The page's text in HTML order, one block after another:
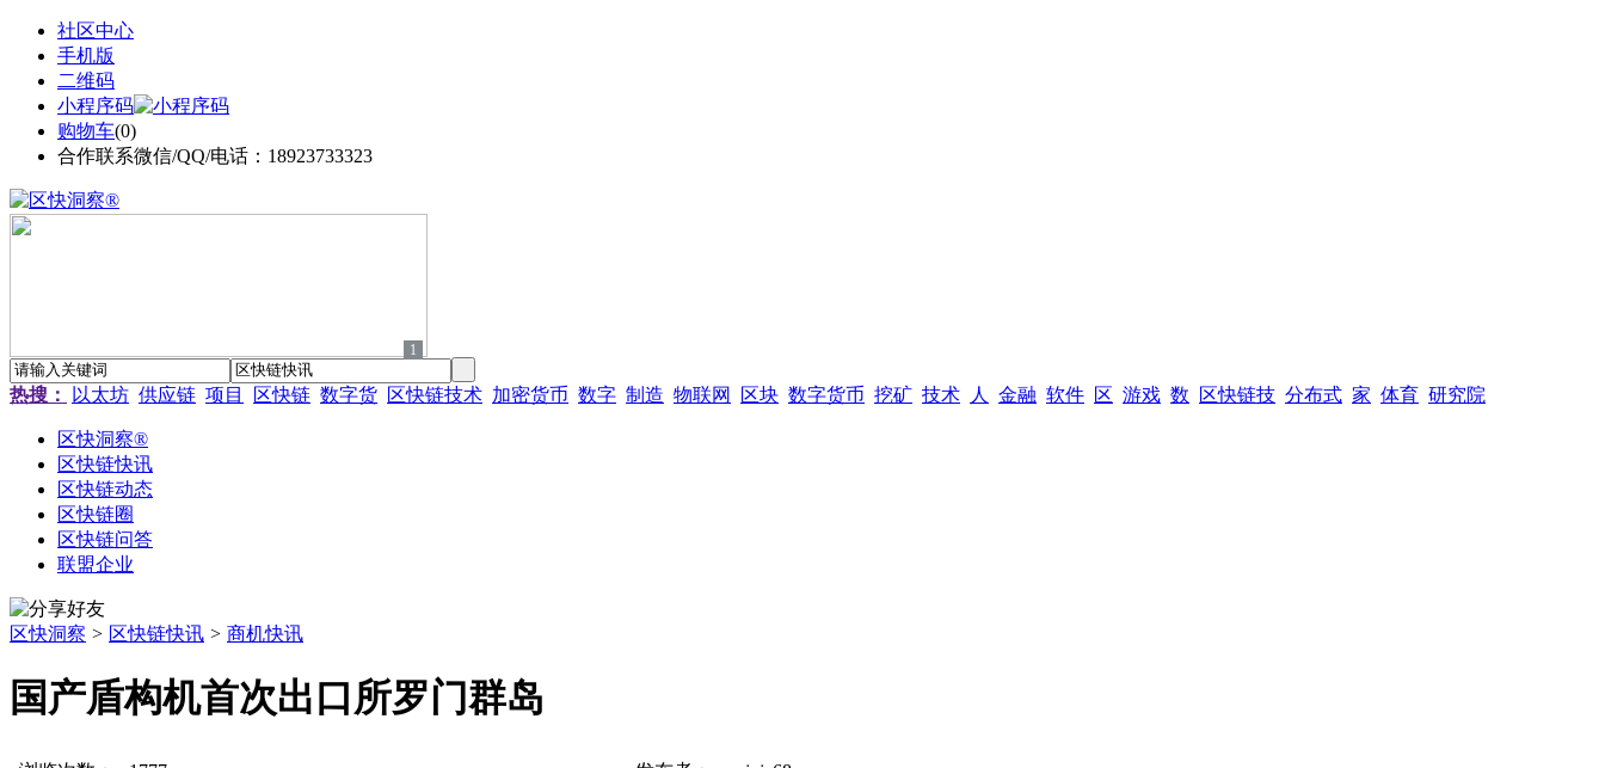
社区中心
手机版
二维码
小程序码
购物车(0)
合作联系微信/QQ/电话：18923733323
1
热搜： 以太坊 供应链 项目 区快链 数字货 区快链技术 加密货币 数字 制造 物联网 区块 数字货币 挖矿 技术 人 金融 软件 区 游戏 数 区快链技 分布式 家 体育 研究院
区快洞察®
区快链快讯
区快链动态
区快链圈
区快链问答
联盟企业
区快洞察 > 区快链快讯 > 商机快讯
国产盾构机首次出口所罗门群岛